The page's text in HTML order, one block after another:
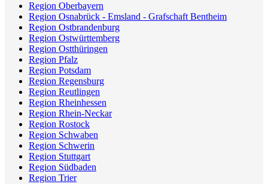
Region Oberbayern
Region Osnabrück - Emsland - Grafschaft Bentheim
Region Ostbrandenburg
Region Ostwürttemberg
Region Ostthüringen
Region Pfalz
Region Potsdam
Region Regensburg
Region Reutlingen
Region Rheinhessen
Region Rhein-Neckar
Region Rostock
Region Schwaben
Region Schwerin
Region Stuttgart
Region Südbaden
Region Trier